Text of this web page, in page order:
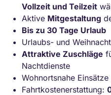
Vollzeit und Teilzeit
Aktive Mitgestaltung
Bis zu 30 Tage Urlaub
Urlaubs- und
Attraktive Zuschläge
Nachtdienste
Wohnortsnahe Einsätze
Fahrtkostenerstattung: